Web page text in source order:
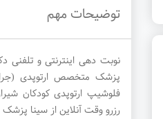
توضیحات مهم
نوبت دهی اینترنتی و تلفنی
پزشک متخصص ارتوپدی
فلوشیپ ارتوپدی کودکان
رزرو وقت آنلاین از سینا پزشک